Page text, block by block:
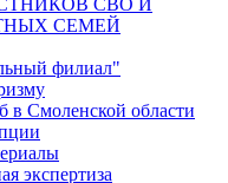
СЕМЕЙ
филиал"
в Смоленской области
экспертиза